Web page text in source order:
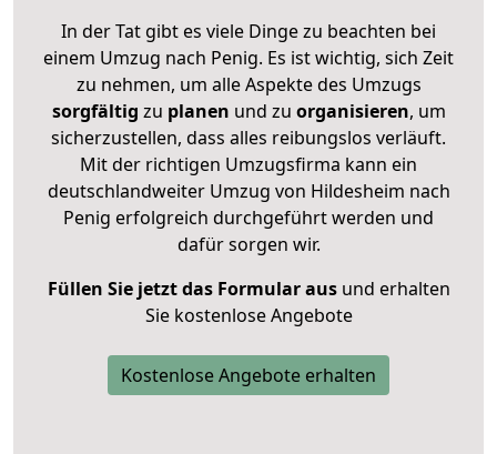
In der Tat gibt es viele Dinge zu beachten bei
einem Umzug nach Penig. Es ist wichtig, sich Zeit
zu nehmen, um alle Aspekte des Umzugs
sorgfältig zu planen und zu organisieren, um
sicherzustellen, dass alles reibungslos verläuft.
Mit der richtigen Umzugsfirma kann ein
deutschlandweiter Umzug von Hildesheim nach
Penig erfolgreich durchgeführt werden und
dafür sorgen wir.
Füllen Sie jetzt das Formular ausund erhalten
Sie kostenlose Angebote
Kostenlose Angebote erhalten